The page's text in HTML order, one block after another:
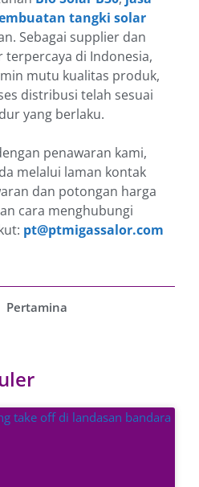
tangki solar
Sebagai supplier dan
di Indonesia,
mutu kualitas produk,
distribusi telah sesuai
yang berlaku.
penawaran kami,
melalui laman kontak
dan potongan harga
cara menghubungi
pt@ptmigassalor.com
Pertamina